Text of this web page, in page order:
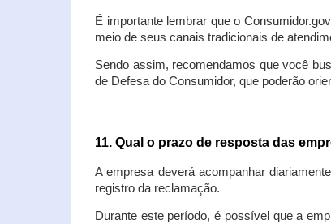
É importante lembrar que o
meio de seus canais tradicionais de
Sendo assim, recomendamos que você
de Defesa do Consumidor, que poderão
11. Qual o prazo de resposta das
A empresa deverá acompanhar
registro da reclamação.
Durante este período, é possível que a